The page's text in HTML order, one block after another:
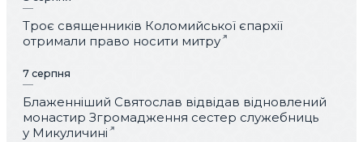
Троє священників Коломийської єпархії
отримали право носити митру
7 серпня
Блаженніший Святослав відвідав відновлений
монастир Згромадження сестер служебниць
у Микуличині